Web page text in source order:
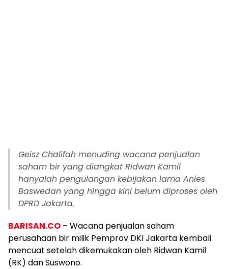
Geisz Chalifah menuding wacana penjualan
saham bir yang diangkat Ridwan Kamil
hanyalah pengulangan kebijakan lama Anies
Baswedan yang hingga kini belum diproses oleh
DPRD Jakarta.
BARISAN.CO – Wacana penjualan saham
perusahaan bir milik Pemprov DKI Jakarta kembali
mencuat setelah dikemukakan oleh Ridwan Kamil
(RK) dan Suswono.